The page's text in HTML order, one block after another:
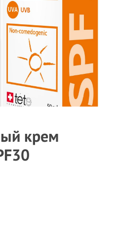
крем